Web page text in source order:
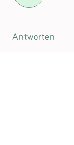
Antworten